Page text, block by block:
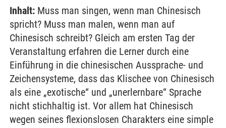
Inhalt: Muss man singen, wenn man Chinesisch
spricht? Muss man malen, wenn man auf
Chinesisch schreibt? Gleich am ersten Tag der
Veranstaltung erfahren die Lerner durch eine
Einführung in die chinesischen Aussprache- und
Zeichensysteme, dass das Klischee von Chinesisch
als eine „exotische“ und „unerlernbare“ Sprache
nicht stichhaltig ist. Vor allem hat Chinesisch
wegen seines flexionslosen Charakters eine simple